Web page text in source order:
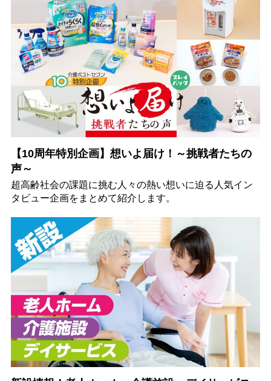
【10周年特別企画】想いよ届け！～挑戦者たちの
声～
超高齢社会の課題に挑む人々の熱い想いに迫る人気イン
タビュー企画をまとめて紹介します。